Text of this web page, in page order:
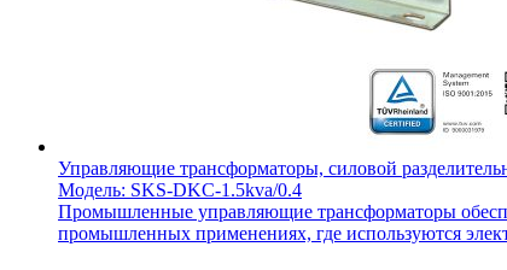
Управляющие трансформаторы, силовой
Модель: SKS-DKC-1.5kva/0.4
Промышленные управляющие трансформаторы
промышленных применениях, где используются